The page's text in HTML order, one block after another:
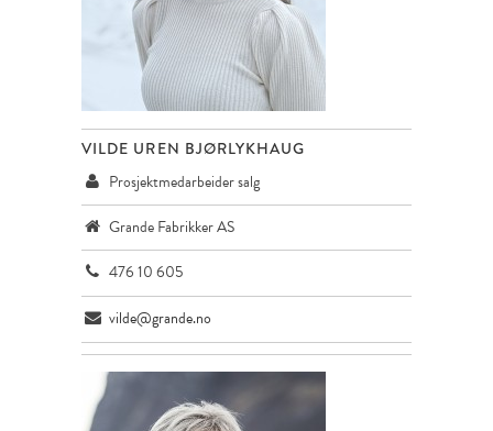
VILDE UREN BJØRLYKHAUG
Prosjektmedarbeider salg
Grande Fabrikker AS
476 10 605
vilde@grande.no